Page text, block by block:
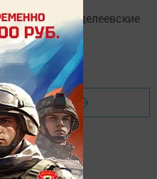
канал
«Менделеевские
новости